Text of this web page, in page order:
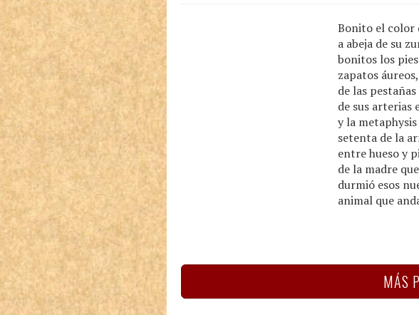
Bonito el color
a abeja de su
bonitos los
zapatos
de las
de sus arterias
y la
setenta de la
entre hueso y
de la madre
durmió esos
animal que
MÁS